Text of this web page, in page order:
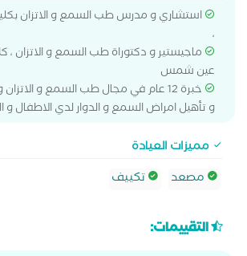
استشاري و مدرس طب السمع و الاتزان
،
ماجيستير و دكتوراة طب السمع و الاتزان
عين شمس
خبرة 12 عام في مجال طب السمع و
و تأهيل امراض السمع و الدوار لدي الاطفال و
مميزات العيادة
مصعد
تكييف
التقييمات: